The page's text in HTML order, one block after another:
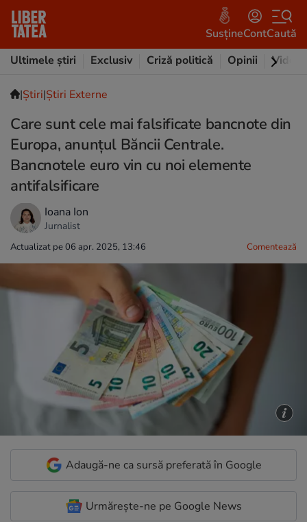
SusțineContCaută
Ultimele știri
Exclusiv Criză politică Opinii Video
|Ştiri|Știri Externe
Care sunt cele mai falsificate bancnote din
Europa, anunțul Băncii Centrale.
Bancnotele euro vin cu noi elemente
antifalsificare
Ioana Ion
Jurnalist
Actualizat pe 06 apr. 2025, 13:46 Comentează
Adaugă-ne ca sursă preferată în Google
Urmărește-ne pe Google News